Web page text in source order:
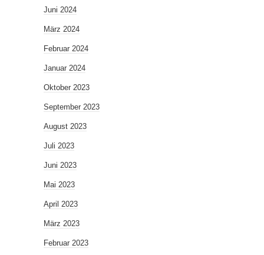
Juni 2024
März 2024
Februar 2024
Januar 2024
Oktober 2023
September 2023
August 2023
Juli 2023
Juni 2023
Mai 2023
April 2023
März 2023
Februar 2023